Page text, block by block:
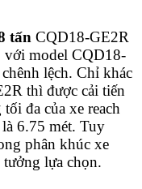
tấn CQD18-GE2R
với model CQD18-
lệch. Chỉ khác
thì được cải tiến
đa của xe reach
6.75 mét. Tuy
phân khúc xe
tưởng lựa chọn.